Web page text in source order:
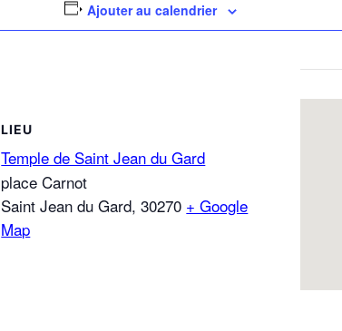
Ajouter au calendrier
LIEU
Temple de Saint Jean du Gard
place Carnot
Saint Jean du Gard, 30270 + Google
Map